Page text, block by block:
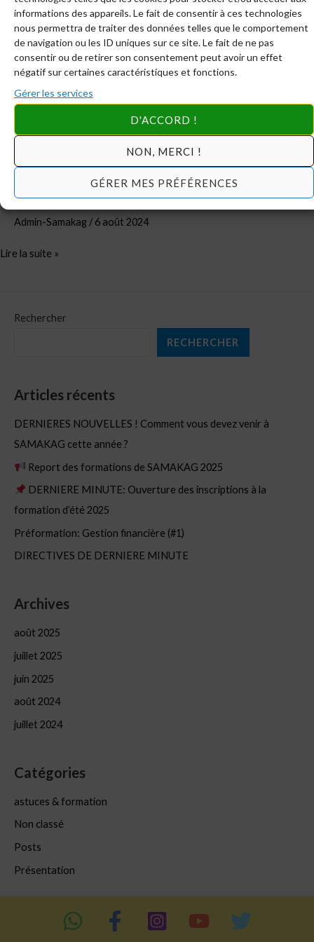
informations des appareils. Le fait de consentir à ces technologies
nous permettra de traiter des données telles que le comportement
de navigation ou les ID uniques sur ce site. Le fait de ne pas
consentir ou de retirer son consentement peut avoir un effet
négatif sur certaines caractéristiques et fonctions.
Gérer les services
D'ACCORD !
NON, MERCI !
GÉRER MES PRÉFÉRENCES
Rechercher
RECHERCHER
Articles récents
DERNIERES NOUVELLES ! Comment vous devez venir à
SAMAKAG cette année ?
Report des formations de SAMAKAG 2025
DERNIERE MINUTE: Ouverture des inscriptions à la
formation d’été 2025
Préformation: Gestion financière (#1)
DIRECTIVES DE DERNIERE MINUTE
Archives
août 2025
juillet 2025
juin 2025
août 2024
juillet 2024
Catégories
astuces & formation
Non classé
Posts
Présentation
SAMAKAG VOUS PARLE (n°03)
Admin-Samakag /6 août 2024
SAMAKAG
VOUS
PARLE
(n°03)
Lire la suite »